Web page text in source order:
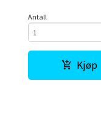
Antall
Kjøp